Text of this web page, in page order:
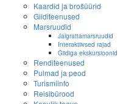
Kaardid ja brošüürid
Giiditeenused
Marsruudid
Jalgrattamarsruudid
Interaktiivsed rajad
Giidiga ekskursioonid
Renditeenused
Pulmad ja peod
Turismiinfo
Reisibürood